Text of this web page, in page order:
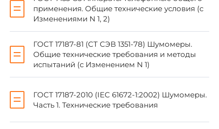
Настоящий стандарт устанавливает метод
определения разборчивости речи в зрительных
совещаний и других помещениях,
предназначенных для публичных выступлений
восприятии слушателями специального текста
применения. Общие технические условия (с
Изменениями N 1, 2)
ГОСТ 17187-81 (СТ СЭВ 1351-78) Шумомеры.
Общие технические требования и методы
испытаний (с Изменением N 1)
ГОСТ 17187-2010 (IEC 61672-1:2002) Шумомеры.
Часть 1. Технические требования